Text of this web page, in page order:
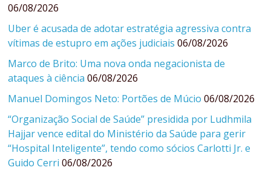
06/08/2026
Uber é acusada de adotar estratégia agressiva contra
vítimas de estupro em ações judiciais 06/08/2026
Marco de Brito: Uma nova onda negacionista de
ataques à ciência 06/08/2026
Manuel Domingos Neto: Portões de Múcio 06/08/2026
“Organização Social de Saúde” presidida por Ludhmila
Hajjar vence edital do Ministério da Saúde para gerir
“Hospital Inteligente”, tendo como sócios Carlotti Jr. e
Guido Cerri 06/08/2026